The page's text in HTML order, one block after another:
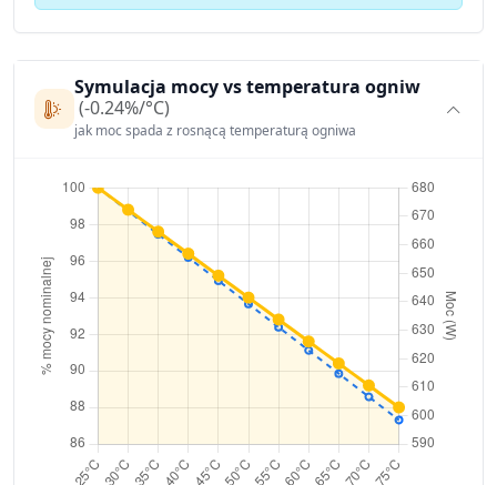
Symulacja mocy vs temperatura ogniw
(-0.24%/°C)
jak moc spada z rosnącą temperaturą ogniwa